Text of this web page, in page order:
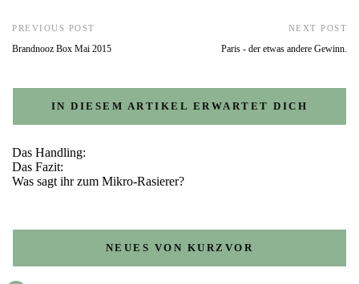
PREVIOUS POST
Brandnooz Box Mai 2015
NEXT POST
Paris - der etwas andere Gewinn.
IN DIESEM ARTIKEL ERWARTET DICH
Das Handling:
Das Fazit:
Was sagt ihr zum Mikro-Rasierer?
NEUES VON KURZVOR